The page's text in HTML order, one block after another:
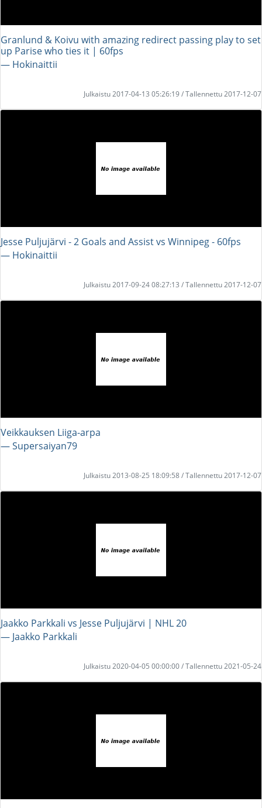
Granlund & Koivu with amazing redirect passing play to set
up Parise who ties it | 60fps
― Hokinaittii
Julkaistu 2017-04-13 05:26:19 / Tallennettu 2017-12-07
Jesse Puljujärvi - 2 Goals and Assist vs Winnipeg - 60fps
― Hokinaittii
Julkaistu 2017-09-24 08:27:13 / Tallennettu 2017-12-07
Veikkauksen Liiga-arpa
― Supersaiyan79
Julkaistu 2013-08-25 18:09:58 / Tallennettu 2017-12-07
Jaakko Parkkali vs Jesse Puljujärvi | NHL 20
― Jaakko Parkkali
Julkaistu 2020-04-05 00:00:00 / Tallennettu 2021-05-24